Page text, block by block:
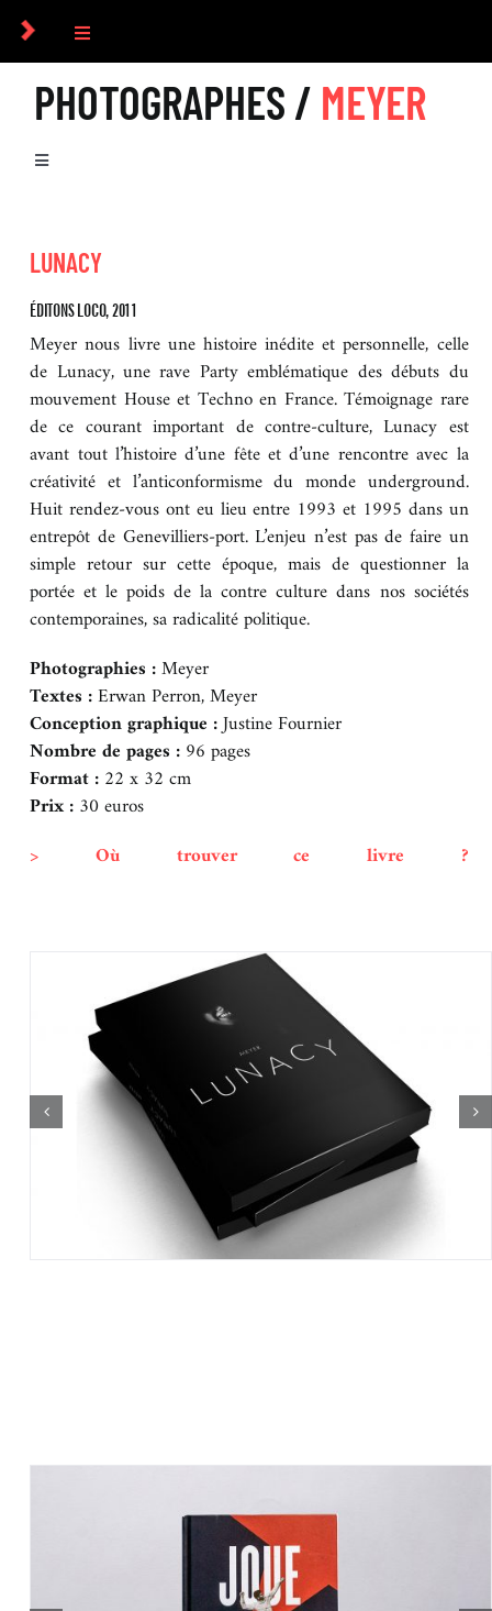
Passer
contenu
Toggle
Navigation
COLLECTIF
PHOTOGRAPHES
CULTUREL
ICONOGRAPHIE
RECHERCHE D’IMAGES
BOUTIQUE
CONTACT
PHOTOGRAPHES / MEYER
Toggle
EXPOSITIONS
LIVRES
REVUE DE PRESSE
LUNACY
ÉDITONS LOCO, 2011
Meyer nous livre une histoire inédite et personnelle, celle
de Lunacy, une rave Party emblématique des débuts du
mouvement House et Techno en France. Témoignage rare
de ce courant important de contre-culture, Lunacy est
avant tout l’histoire d’une fête et d’une rencontre avec la
créativité et l’anticonformisme du monde underground.
Huit rendez-vous ont eu lieu entre 1993 et 1995 dans un
entrepôt de Genevilliers-port. L’enjeu n’est pas de faire un
simple retour sur cette époque, mais de questionner la
portée et le poids de la contre culture dans nos sociétés
contemporaines, sa radicalité politique.
Photographies :Meyer
Textes :Erwan Perron, Meyer
Conception graphique :Justine Fournier
Nombre de pages : 96 pages
Format : 22 x 32 cm
Prix : 30 euros
> Où trouver ce livre ?